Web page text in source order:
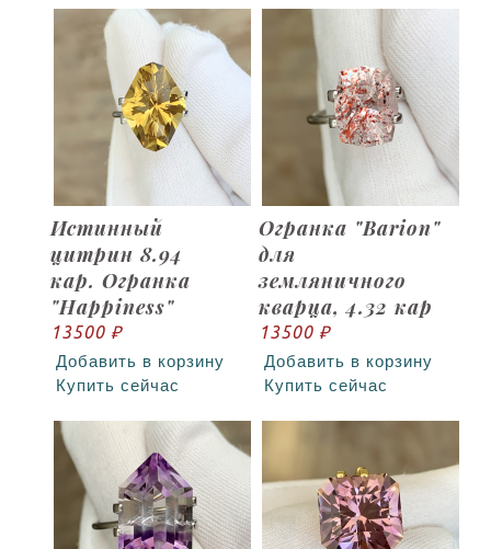
Истинный
цитрин 8.94
кар. Огранка
"Happiness"
13500 ₽
Добавить в корзину
Купить сейчас
Огранка "Barion"
для
земляничного
кварца, 4.32 кар
13500 ₽
Добавить в корзину
Купить сейчас